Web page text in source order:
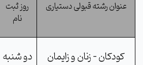
عنوان رشته قبولی دستیاری
روز ثبت
نام
کودکان - زنان و زایمان دو شنبه